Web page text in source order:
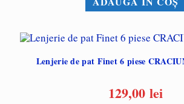
Lenjerie de pat Finet 6 piese
129,00 lei